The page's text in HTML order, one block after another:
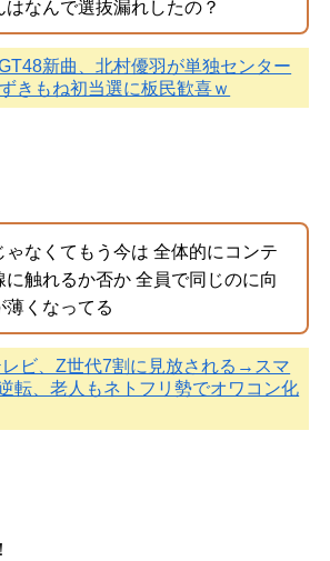
はなんで選抜漏れしたの？
新曲、北村優羽が単独センター
きもね初当選に板民歓喜ｗ
ゃなくてもう今は 全体的にコンテ
に触れるか否か 全員で同じのに向
薄くなってる
レビ、Z世代7割に見放される→スマ
転、老人もネトフリ勢でオワコン化